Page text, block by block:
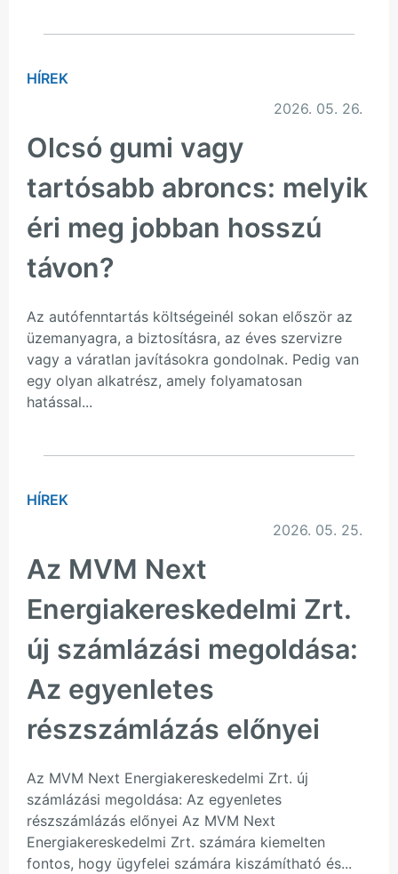
HÍREK
2026. 05. 26.
Olcsó gumi vagy
tartósabb abroncs: melyik
éri meg jobban hosszú
távon?
Az autófenntartás költségeinél sokan először az
üzemanyagra, a biztosításra, az éves szervizre
vagy a váratlan javításokra gondolnak. Pedig van
egy olyan alkatrész, amely folyamatosan
hatással...
HÍREK
2026. 05. 25.
Az MVM Next
Energiakereskedelmi Zrt.
új számlázási megoldása:
Az egyenletes
részszámlázás előnyei
Az MVM Next Energiakereskedelmi Zrt. új
számlázási megoldása: Az egyenletes
részszámlázás előnyei Az MVM Next
Energiakereskedelmi Zrt. számára kiemelten
fontos, hogy ügyfelei számára kiszámítható és...